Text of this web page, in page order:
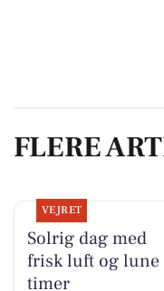
FLERE
VEJRET
Solrig dag med
frisk luft og lune
timer